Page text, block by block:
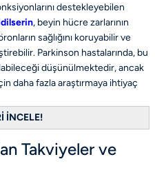
destekleyebilen
, beyin hücre zarlarının
sağlığını koruyabilir ve
Parkinson hastalarında, bu
düşünülmektedir, ancak
daha fazla araştırmaya ihtiyaç
İNCELE!
Takviyeler ve